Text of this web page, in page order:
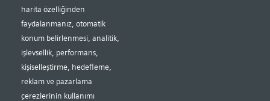
harita özelliğinden
faydalanmanız, otomatik
konum belirlenmesi, analitik,
işlevsellik, performans,
kişiselleştirme, hedefleme,
reklam ve pazarlama
çerezlerinin kullanımı